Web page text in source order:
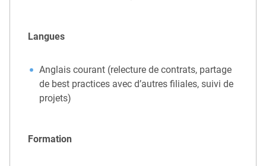
Langues
Anglais courant (relecture de contrats, partage
de best practices avec d’autres filiales, suivi de
projets)
Formation